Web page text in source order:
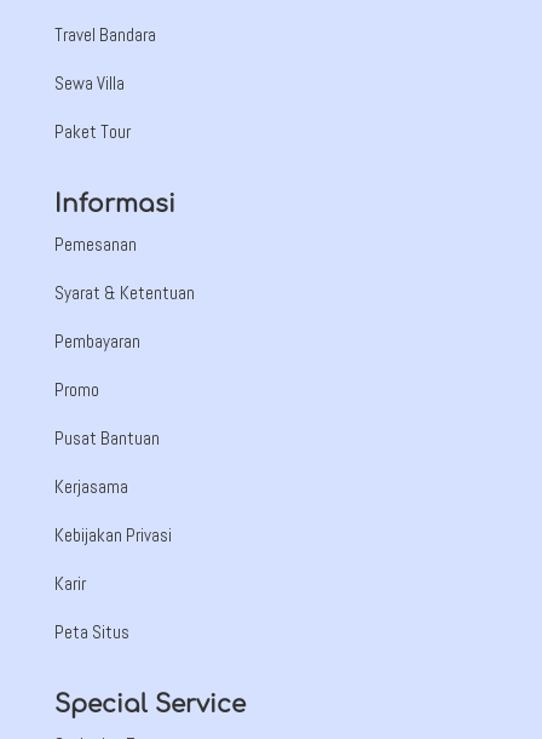
Travel Bandara
Sewa Villa
Paket Tour
Informasi
Pemesanan
Syarat & Ketentuan
Pembayaran
Promo
Pusat Bantuan
Kerjasama
Kebijakan Privasi
Karir
Peta Situs
Special Service